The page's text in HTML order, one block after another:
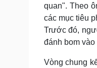
quan". Theo
các mục tiêu
Trước đó,
đánh bom
Vòng chung